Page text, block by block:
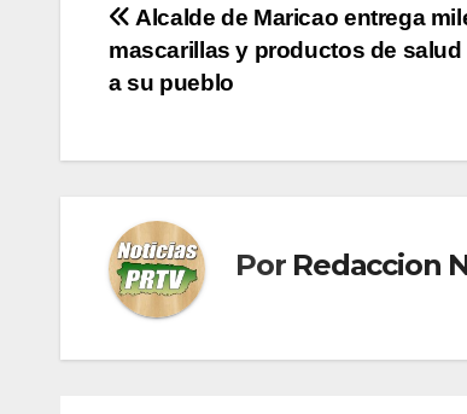
Navegación
de
Alcalde de Maricao entrega
mascarillas y productos de
a su pueblo
Por Redaccion